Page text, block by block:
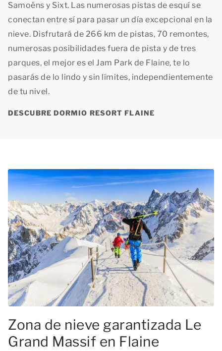
Samoëns y Sixt. Las numerosas pistas de esquí se
conectan entre sí para pasar un día excepcional en la
nieve. Disfrutará de 266 km de pistas, 70 remontes,
numerosas posibilidades fuera de pista y de tres
parques, el mejor es el Jam Park de Flaine, te lo
pasarás de lo lindo y sin límites, independientemente
de tu nivel.
DESCUBRE DORMIO RESORT FLAINE
Zona de nieve garantizada Le
Grand Massif en Flaine